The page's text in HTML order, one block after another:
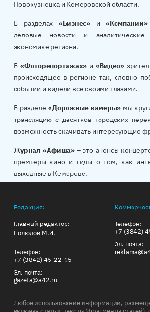
Новокузнецка и Кемеровской области.
В разделах «Бизнес»и«Компании»
деловые новости и
экономике региона.
В «Фоторепортажах»и«Видео»
происходящее в регионе так, словно
событий и видели всё своими глазами.
В разделе «Дорожные камеры»мы
трансляцию с десятков городских
возможность скачивать интересующие
Журнал «Афиша»– это анонсы
премьеры кино и гиды о том, как
выходные в Кемерове.
Редакция:
Главный редактор:
Полюдов М.И.
Телефон:
+7 (3842) 45-22-95
Эл. почта:
gazeta@a42.ru
Телефон:
+7 (3842)
Эл. почта:
Любое использование информации,